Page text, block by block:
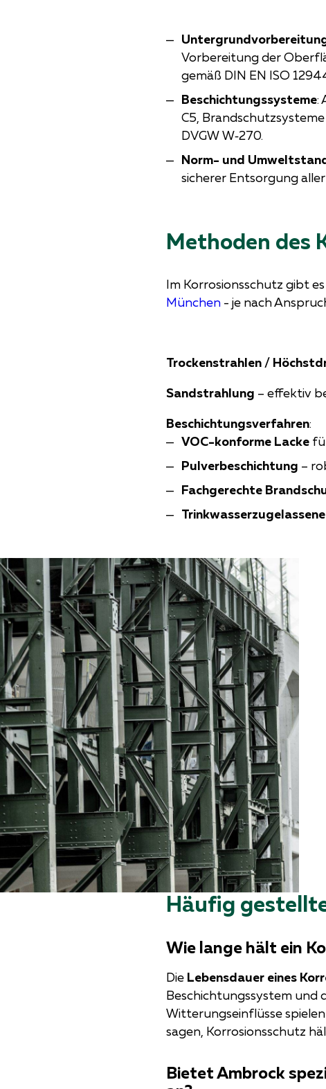
Vorbereitung der
gemäß DIN EN ISO
Beschichtungssysteme:
C5,
DVGW W‑270.
Norm- und
sicherer Entsorgung
Methoden des
Im Korrosionsschutz gibt
München - je nach
Trockenstrahlen /
Sandstrahlung – effektiv
Beschichtungsverfahren:
VOC-konforme Lacke
Pulverbeschichtung –
Fachgerechte
Häufig
Wie lange hält ein
Die Lebensdauer eines
Beschichtungssystem
Witterungseinflüsse
sagen, Korrosionsschutz
Bietet Ambrock